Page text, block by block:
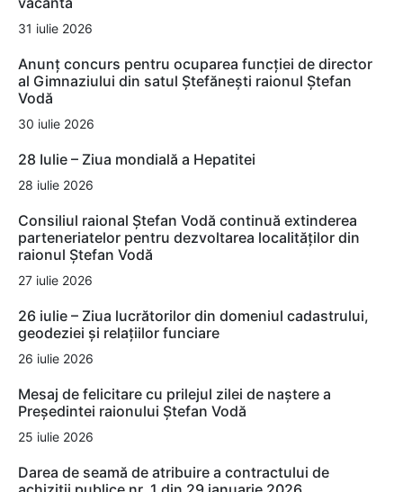
31 iulie 2026
Anunț concurs pentru ocuparea funcției de director
al Gimnaziului din satul Ștefănești raionul Ștefan
Vodă
30 iulie 2026
28 Iulie – Ziua mondială a Hepatitei
28 iulie 2026
Consiliul raional Ștefan Vodă continuă extinderea
parteneriatelor pentru dezvoltarea localităților din
raionul Ștefan Vodă
27 iulie 2026
26 iulie – Ziua lucrătorilor din domeniul cadastrului,
geodeziei și relațiilor funciare
26 iulie 2026
Mesaj de felicitare cu prilejul zilei de naștere a
Președintei raionului Ștefan Vodă
25 iulie 2026
Darea de seamă de atribuire a contractului de